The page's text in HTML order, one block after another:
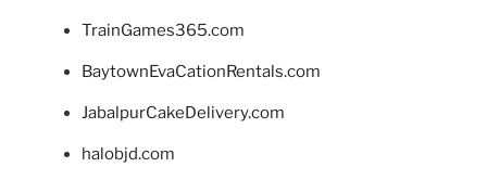
TrainGames365.com
BaytownEvaCationRentals.com
JabalpurCakeDelivery.com
halobjd.com